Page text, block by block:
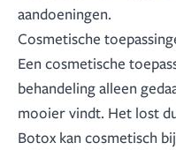
aandoeningen.
Cosmetische
Een cosmetische
behandeling alleen
mooier vindt. Het lost
Botox kan cosmetisch